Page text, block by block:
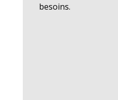
besoins.